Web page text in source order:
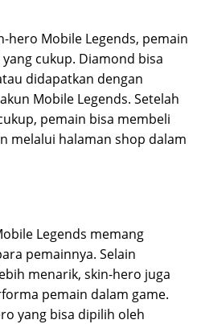
hero Mobile Legends, pemain
cukup. Diamond bisa
didapatkan dengan
Mobile Legends. Setelah
pemain bisa membeli
melalui halaman shop dalam
Legends memang
pemainnya. Selain
menarik, skin-hero juga
pemain dalam game.
yang bisa dipilih oleh